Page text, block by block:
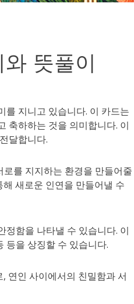
뜻풀이
지니고 있습니다. 이 카드는
축하하는 것을 의미합니다. 이
달합니다.
를 지지하는 환경을 만들어줄
새로운 인연을 만들어낼 수
함을 나타낼 수 있습니다. 이
등을 상징할 수 있습니다.
연인 사이에서의 친밀함과 서